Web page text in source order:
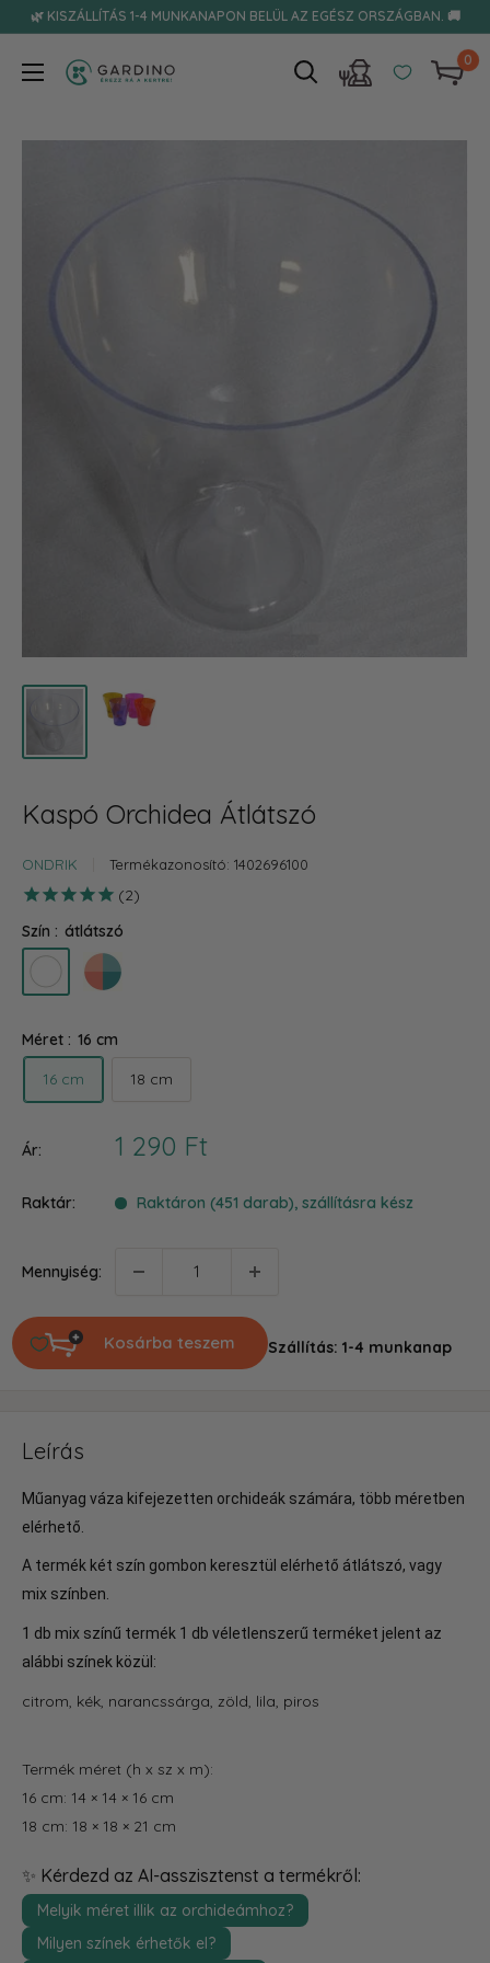
Tovább🌿 KISZÁLLÍTÁS 1-4 MUNKANAPON BELÜL AZ EGÉSZ ORSZÁGBAN. 🚚
Gardino
0
Kaspó Orchidea Átlátszó
ONDRIK Termékazonosító: 1402696100
2
Szín : átlátszó
átlátszó színes
mix
Méret : 16 cm
16 cm
18 cm
Ár:
Akciós
1 290 Ft
Raktár: Raktáron (451 darab), szállításra kész
Mennyiség:
Kosárba teszem Szállítás: 1-4 munkanap
Leírás
Műanyag váza kifejezetten orchideák számára, több méretben
elérhető.
A termék két szín gombon keresztül elérhető átlátszó, vagy
mix színben.
1 db mix színű termék 1 db véletlenszerű terméket jelent az
alábbi színek közül:
citrom, kék, narancssárga, zöld, lila, piros
Termék méret (h x sz x m):
16 cm: 14 × 14 × 16 cm
18 cm: 18 × 18 × 21 cm
✨ Kérdezd az AI-asszisztenst a termékről:
Melyik méret illik az orchideámhoz?
Milyen színek érhetők el?